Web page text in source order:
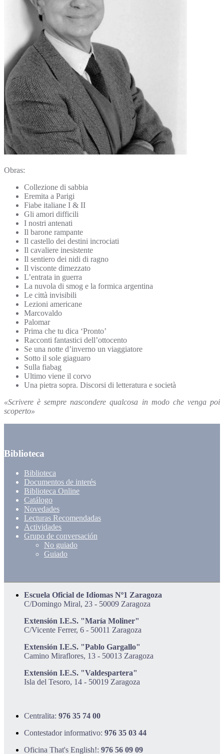
Obras:
Collezione di sabbia
Eremita a Parigi
Fiabe italiane I & II
Gli amori difficili
I nostri antenati
Il barone rampante
Il castello dei destini incrociati
Il cavaliere inesistente
Il sentiero dei nidi di ragno
Il visconte dimezzato
L’entrata in guerra
La nuvola di smog e la formica argentina
Le città invisibili
Lezioni americane
Marcovaldo
Palomar
Prima che tu dica ‘Pronto’
Racconti fantastici dell’ottocento
Se una notte d’inverno un viaggiatore
Sotto il sole giaguaro
Sulla fiabag
Ultimo viene il corvo
Una pietra sopra. Discorsi di letteratura e società
«Scrivere è semprenascondere qualcosa in modo che vengapoi
scoperto»
Biblioteca
Biblioteca
Documentos de interés
Biblioteca Online
Catálogo
Novedades
Lecturas Recomendadas
Actividades
Grupo de conversación
No guiado
Guiado
Escuela Oficial de Idiomas Nº1 Zaragoza
C/Domingo Miral, 23 - 50009 Zaragoza
Extensión I.E.S. "María Moliner"
C/Vicente Ferrer, 6 - 50011 Zaragoza
Extensión I.E.S. "Pablo Gargallo"
Camino Miraflores, 13 - 50013 Zaragoza
Extensión I.E.S. "Valdespartera"
Isla del Tesoro, 14 - 50019 Zaragoza
Centralita: 976 35 74 00
Contestador informativo: 976 35 03 44
Oficina That's English!: 976 56 09 09